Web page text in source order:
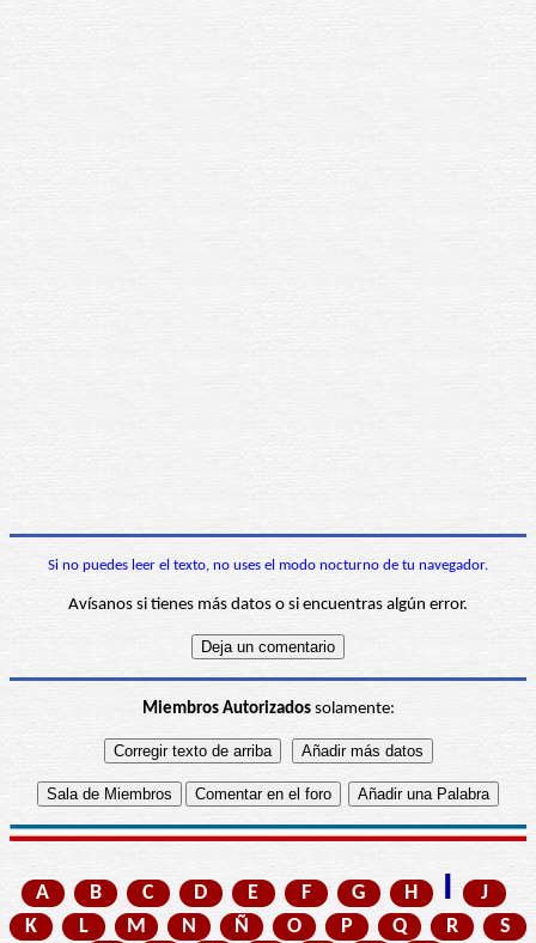
Si no puedes leer el texto, no uses el modo nocturno de tu navegador.
Avísanos si tienes más datos o si encuentras algún error.
Miembros Autorizadossolamente:
A B C D E F G H I
J
K
L M N Ñ O P Q R
S